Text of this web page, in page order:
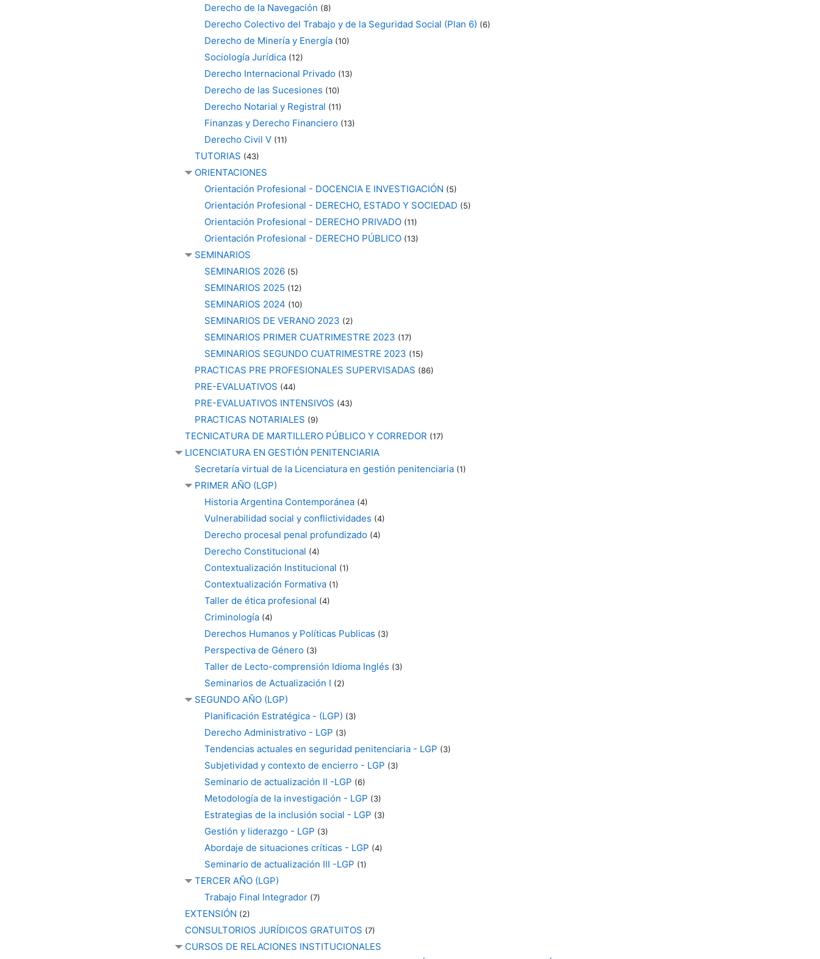
Derecho de la Navegación (8)
Derecho Colectivo del Trabajo y de la Seguridad Social (Plan 6) (6)
Derecho de Minería y Energía (10)
Sociología Jurídica (12)
Derecho Internacional Privado (13)
Derecho de las Sucesiones (10)
Derecho Notarial y Registral (11)
Finanzas y Derecho Financiero (13)
Derecho Civil V (11)
TUTORIAS (43)
ORIENTACIONES
Orientación Profesional - DOCENCIA E INVESTIGACIÓN (5)
Orientación Profesional - DERECHO, ESTADO Y SOCIEDAD (5)
Orientación Profesional - DERECHO PRIVADO (11)
Orientación Profesional - DERECHO PÚBLICO (13)
SEMINARIOS
SEMINARIOS 2026 (5)
SEMINARIOS 2025 (12)
SEMINARIOS 2024 (10)
SEMINARIOS DE VERANO 2023 (2)
SEMINARIOS PRIMER CUATRIMESTRE 2023 (17)
SEMINARIOS SEGUNDO CUATRIMESTRE 2023 (15)
PRACTICAS PRE PROFESIONALES SUPERVISADAS (86)
PRE-EVALUATIVOS (44)
PRE-EVALUATIVOS INTENSIVOS (43)
PRACTICAS NOTARIALES (9)
TECNICATURA DE MARTILLERO PÚBLICO Y CORREDOR (17)
LICENCIATURA EN GESTIÓN PENITENCIARIA
Secretaría virtual de la Licenciatura en gestión penitenciaria (1)
PRIMER AÑO (LGP)
Historia Argentina Contemporánea (4)
Vulnerabilidad social y conflictividades (4)
Derecho procesal penal profundizado (4)
Derecho Constitucional (4)
Contextualización Institucional (1)
Contextualización Formativa (1)
Taller de ética profesional (4)
Criminología (4)
Derechos Humanos y Políticas Publicas (3)
Perspectiva de Género (3)
Taller de Lecto-comprensión Idioma Inglés (3)
Seminarios de Actualización I (2)
SEGUNDO AÑO (LGP)
Planificación Estratégica - (LGP) (3)
Derecho Administrativo - LGP (3)
Tendencias actuales en seguridad penitenciaria - LGP (3)
Subjetividad y contexto de encierro - LGP (3)
Seminario de actualización II -LGP (6)
Metodología de la investigación - LGP (3)
Estrategias de la inclusión social - LGP (3)
Gestión y liderazgo - LGP (3)
Abordaje de situaciones críticas - LGP (4)
Seminario de actualización III -LGP (1)
TERCER AÑO (LGP)
Trabajo Final Integrador (7)
EXTENSIÓN (2)
CONSULTORIOS JURÍDICOS GRATUITOS (7)
CURSOS DE RELACIONES INSTITUCIONALES